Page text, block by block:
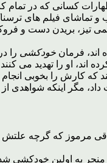
کسانی که در تمام
فیلم های
تیز، بریدن دست و
خودکشی را
او را تهدید می
که کارش را بخوبی
داد، مگر اینکه شواهدی
مرموز که گرچه
این به اصطلاح بازی اولین بار سال 2013 در یک شبکه ی اجتماعی روسی به